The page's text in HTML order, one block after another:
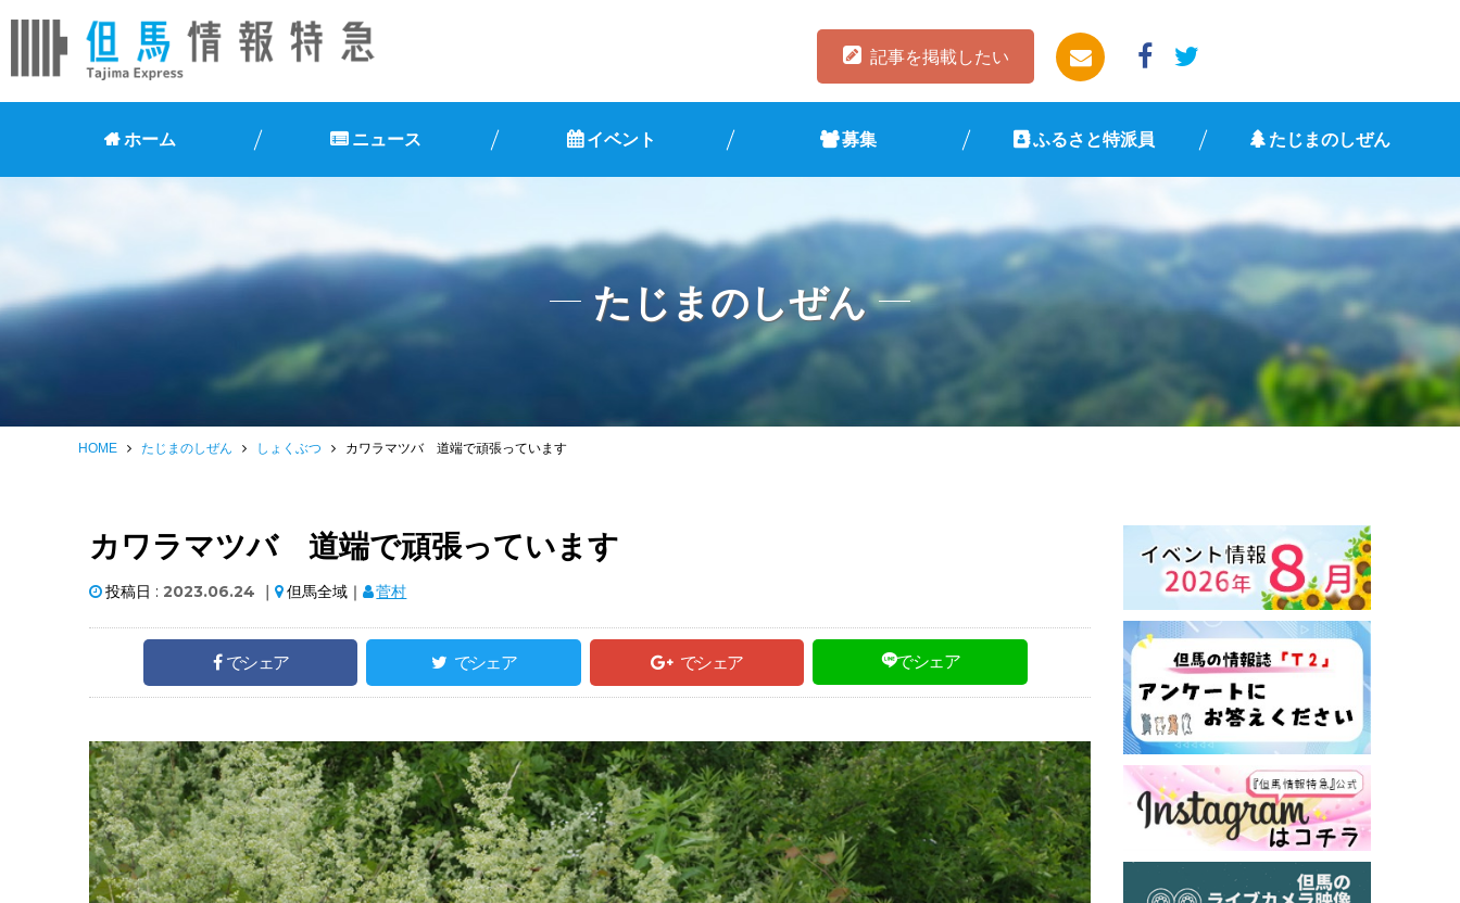
記事を掲載したい
ホーム ニュース イベント 募集 ふるさと特派員 たじまのしぜん
たじまのしぜん
HOME たじまのしぜん しょくぶつ カワラマツバ 道端で頑張っています
カワラマツバ 道端で頑張っています
投稿日 : 2023.06.24 ｜ 但馬全域｜ 菅村
でシェア でシェア でシェア でシェア